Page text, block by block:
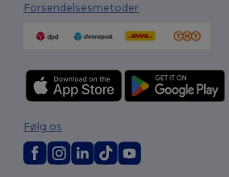
Forsendelsesmetoder
Følg os